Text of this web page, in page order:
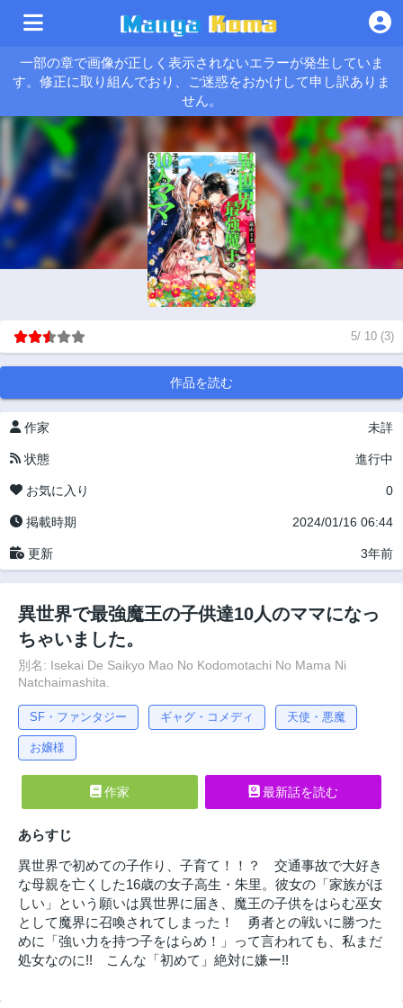
一部の章で画像が正しく表示されないエラーが発生していま
す。修正に取り組んでおり、ご迷惑をおかけして申し訳ありま
せん。
5/ 10 (3)
作品を読む
作家 未詳
状態 進行中
お気に入り 0
掲載時期 2024/01/16 06:44
更新 3年前
異世界で最強魔王の子供達10人のママになっ
ちゃいました。
別名: Isekai De Saikyo Mao No Kodomotachi No Mama Ni
Natchaimashita.
SF・ファンタジー ギャグ・コメディ 天使・悪魔
お嬢様
作家 最新話を読む
あらすじ
異世界で初めての子作り、子育て！！？ 交通事故で大好き
な母親を亡くした16歳の女子高生・朱里。彼女の「家族がほ
しい」という願いは異世界に届き、魔王の子供をはらむ巫女
として魔界に召喚されてしまった！ 勇者との戦いに勝つた
めに「強い力を持つ子をはらめ！」って言われても、私まだ
処女なのに!! こんな「初めて」絶対に嫌ー!!